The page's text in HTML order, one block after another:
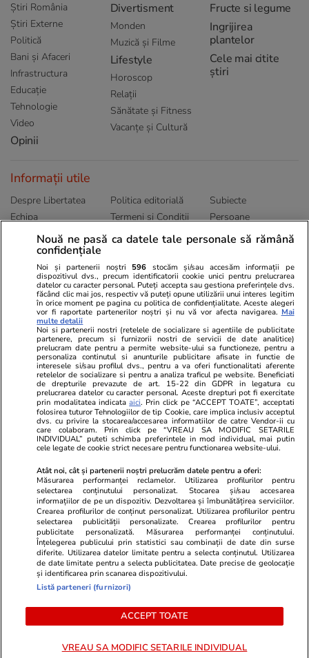
Știri România
Știri Externe
Politică
Bani și Afaceri
Infrastructura
Educație
Tehnologie
Video
Opinii
Divertisment
Monden
Muzică și Filme
Lifestyle
Horoscop
Relații
Sănătate și Fitness
Vacanțe și Cultură
Fructe si legume
Ingrijirea
plantelor
Cele mai citite
știri
Informații utile
Despre Libertatea
Echipa
Publicitate
Politica de
confidențialitate
Politica editorială
Termeni și Conditii
Abonamente
Subiecte
Persoane
Sitemap
Ringier România
Libertatea pentru
Unica.ro
Program TV
Avantaje
ELLE
Gazeta Sporturilor
Stiri mondene
Calculator sarcina
Ajută Copiii
Locuri de muncă
Imobiliare.ro
Jobradar24
Imoradar24
Colecții Libertatea
Pariază responsabil! Decizia ONJN nr. 821/25.09.2025.
Jocurile de noroc sunt interzise minorilor.
Actualizare preferințe cookies
Nouă ne pasă ca datele tale personale să rămână
confidențiale
Noi și partenerii noștri 596 stocăm și/sau accesăm informații pe
dispozitivul dvs., precum identificatorii cookie unici pentru prelucrarea
datelor cu caracter personal. Puteți accepta sau gestiona preferințele dvs.
făcând clic mai jos, respectiv vă puteți opune utilizării unui interes legitim
în orice moment pe pagina cu politica de confidențialitate. Aceste alegeri
vor fi raportate partenerilor noștri și nu vă vor afecta navigarea. Mai
multe detalii
Noi si partenerii nostri (retelele de socializare si agentiile de publicitate
partenere, precum si furnizorii nostri de servicii de date analitice)
prelucram date pentru a permite website-ului sa functioneze, pentru a
personaliza continutul si anunturile publicitare afisate in functie de
interesele si/sau profilul dvs., pentru a va oferi functionalitati aferente
retelelor de socializare si pentru a analiza traficul pe website. Beneficiati
de drepturile prevazute de art. 15-22 din GDPR in legatura cu
prelucrarea datelor cu caracter personal. Aceste drepturi pot fi exercitate
prin modalitatea indicataaici. Prin click pe “ACCEPT TOATE”, acceptati
folosirea tuturor Tehnologiilor de tip Cookie, care implica inclusiv acceptul
dvs. cu privire la stocarea/accesarea informatiilor de catre Vendor-ii cu
care colaboram. Prin click pe “VREAU SA MODIFIC SETARILE
INDIVIDUAL” puteti schimba preferintele in mod individual, mai putin
cele legate de cookie strict necesare pentru functionarea website-ului.
Atât noi, cât și partenerii noștri prelucrăm datele pentru a oferi:
Măsurarea performanței reclamelor. Utilizarea profilurilor pentru
selectarea conținutului personalizat. Stocarea și/sau accesarea
informațiilor de pe un dispozitiv. Dezvoltarea și îmbunătățirea serviciilor.
Crearea profilurilor de conținut personalizat. Utilizarea profilurilor pentru
selectarea publicității personalizate. Crearea profilurilor pentru
publicitate personalizată. Măsurarea performanței conținutului.
Înțelegerea publicului prin statistici sau combinații de date din surse
diferite. Utilizarea datelor limitate pentru a selecta conținutul. Utilizarea
de date limitate pentru a selecta publicitatea. Date precise de geolocație
și identificarea prin scanarea dispozitivului.
Listă parteneri (furnizori)
ACCEPT TOATE
VREAU SA MODIFIC SETARILE INDIVIDUAL